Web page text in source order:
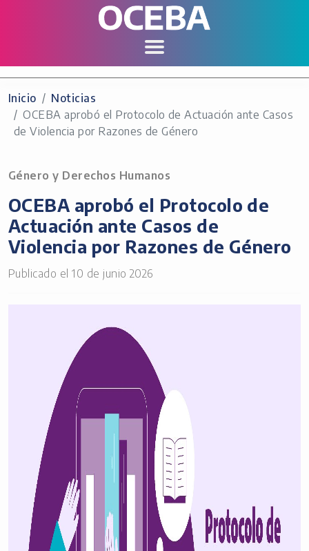
Inicio
Noticias
OCEBA aprobó el Protocolo de Actuación ante Casos
de Violencia por Razones de Género
Género y Derechos Humanos
OCEBA aprobó el Protocolo de
Actuación ante Casos de
Violencia por Razones de Género
Publicado el 10 de junio 2026